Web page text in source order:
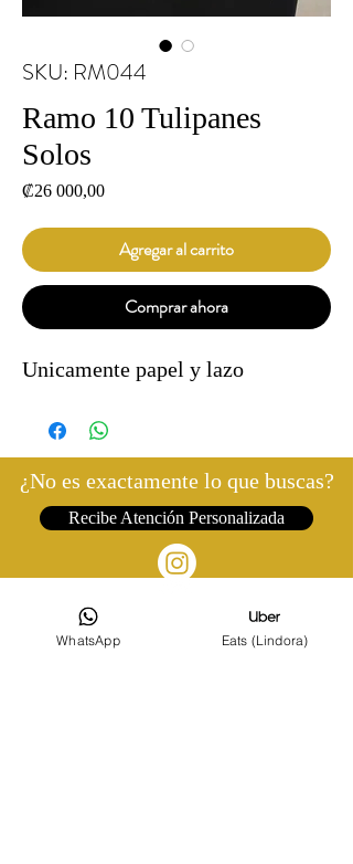
SKU: RM044
Ramo 10 Tulipanes
Solos
₡26 000,00Precio
Agregar al carrito
Comprar ahora
Unicamente papel y lazo
¿No es exactamente lo que buscas?
Recibe Atención Personalizada
WhatsApp Eats (Lindora)